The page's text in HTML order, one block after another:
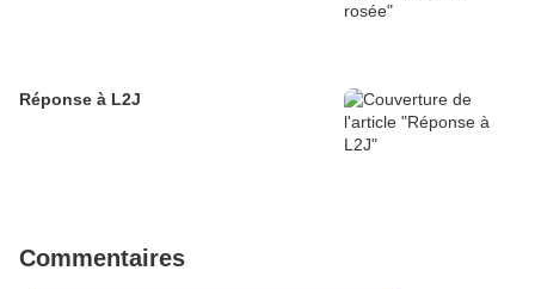
Réponse à L2J
Commentaires